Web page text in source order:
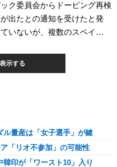
ク委員会からドーピング再検
出たとの通知を受けたと発
いないが、複数のスペイ…
示する
ル量産は「女子選手」が鍵
「リオ不参加」の可能性
印が「ワースト10」入り